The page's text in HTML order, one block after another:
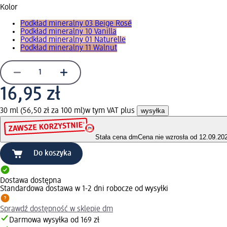
Kolor
Podkład mineralny 03 Beige Rosé
Podkład mineralny 10 Vanilla
Podkład mineralny 01 Naturelle
Podkład mineralny 11 Walnut
16,95 zł
30 ml (56,50 zł za 100 ml)w tym VAT plus wysyłka
Stała cena dmCena nie wzrosła od
Do koszyka
Dostawa dostępna
Standardowa dostawa w 1-2 dni robocze od wysyłki
Sprawdź dostępność w sklepie dm
Darmowa wysyłka od 169 zł